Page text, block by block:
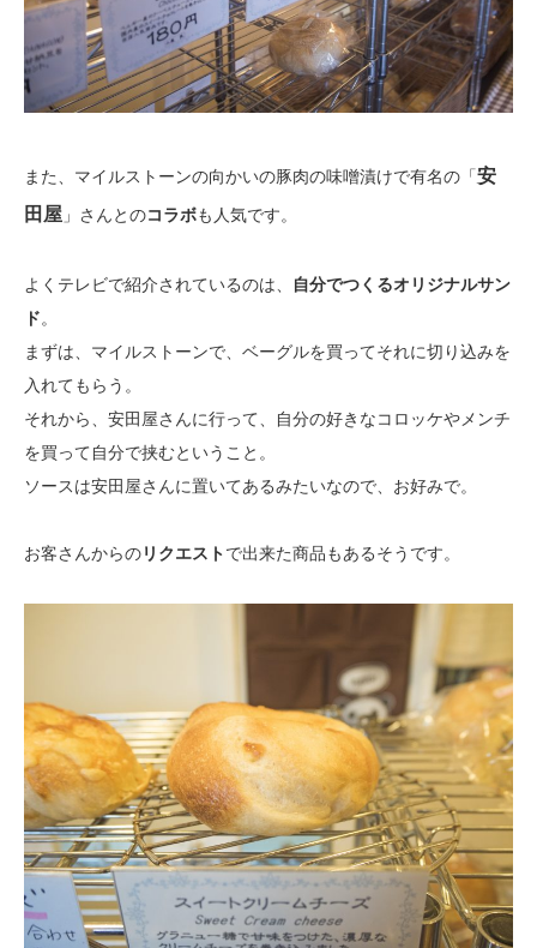
また、マイルストーンの向かいの豚肉の味噌漬けで有名の「安
田屋 」さんとのコラボも人気です。
よくテレビで紹介されているのは、
自分でつくるオリジナルサン
ド。
まずは、マイルストーンで、ベーグルを買ってそれに切り込みを
入れてもらう。
それから、安田屋さんに行って、自分の好きなコロッケやメンチ
を買って自分で挟むということ。
ソースは安田屋さんに置いてあるみたいなので、お好みで。
お客さんからのリクエストで出来た商品もあるそうです。